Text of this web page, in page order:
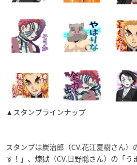
▲スタンプラインナップ
スタンプは炭治郎（CV.花江夏樹さん）
す！」、煉獄（CV.日野聡さん）の「う